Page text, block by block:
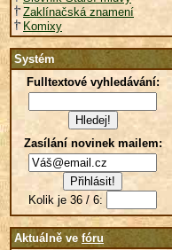
Zaklínačská znamení
Komixy
Systém
Fulltextové vyhledávání:
Zasílání novinek mailem:
Kolik je 36 / 6:
Aktuálně ve fóru